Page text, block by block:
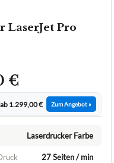
LaserJet Pro
€
ab 1.299,00 € Zum Angebot »
Laserdrucker Farbe
27 Seiten / min